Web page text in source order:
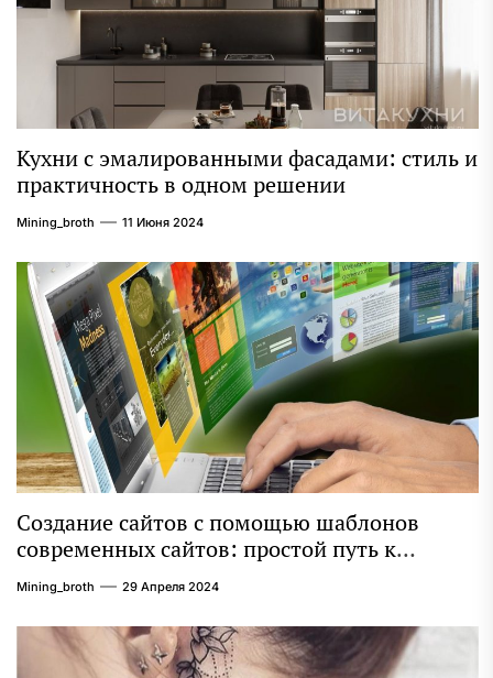
Кухни с эмалированными фасадами: стиль и
практичность в одном решении
Mining_broth 11 Июня 2024
Создание сайтов с помощью шаблонов
современных сайтов: простой путь к
качественному веб-присутствию
Mining_broth 29 Апреля 2024